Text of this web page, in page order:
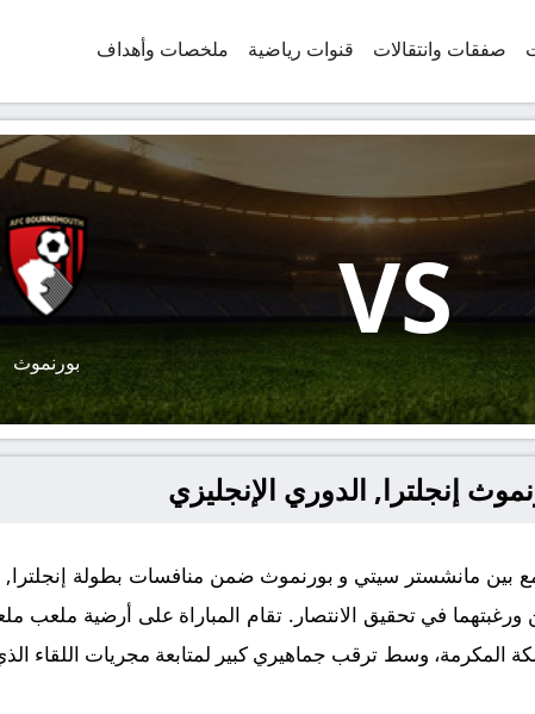
صفقات وانتقالات قنوات رياضية ملخصات وأهداف
VS
بورنموث
إنجلترا, الدوري الإنجليزي
بين مانشستر سيتي و بورنموث ضمن منافسات بطولة إنجلترا,
حاسم عند الساعة 18:30 بتوقيت مكة المكرمة، وسط ترقب جماهيري كبير لمتابعة مجريات